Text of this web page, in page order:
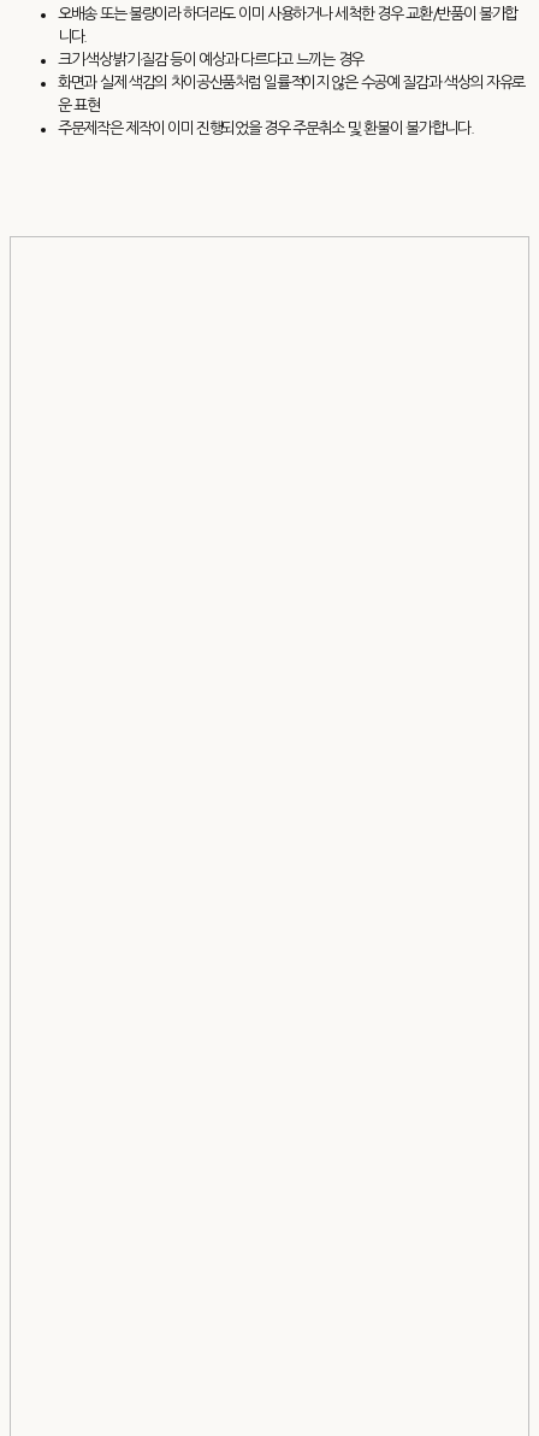
오배송 또는 불량이라 하더라도 이미 사용하거나 세척한 경우 교환/반품이 불가합
니다.
크기·색상·밝기·질감 등이 예상과 다르다고 느끼는 경우
화면과 실제 색감의 차이공산품처럼 일률적이지 않은 수공예 질감과 색상의 자유로
운 표현
주문제작은 제작이 이미 진행되었을 경우 주문취소 및 환불이 불가합니다.